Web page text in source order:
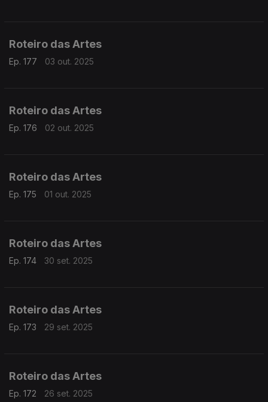
Roteiro das Artes
Ep. 177 03 out. 2025
Roteiro das Artes
Ep. 176 02 out. 2025
Roteiro das Artes
Ep. 175 01 out. 2025
Roteiro das Artes
Ep. 174 30 set. 2025
Roteiro das Artes
Ep. 173 29 set. 2025
Roteiro das Artes
Ep. 172 26 set. 2025